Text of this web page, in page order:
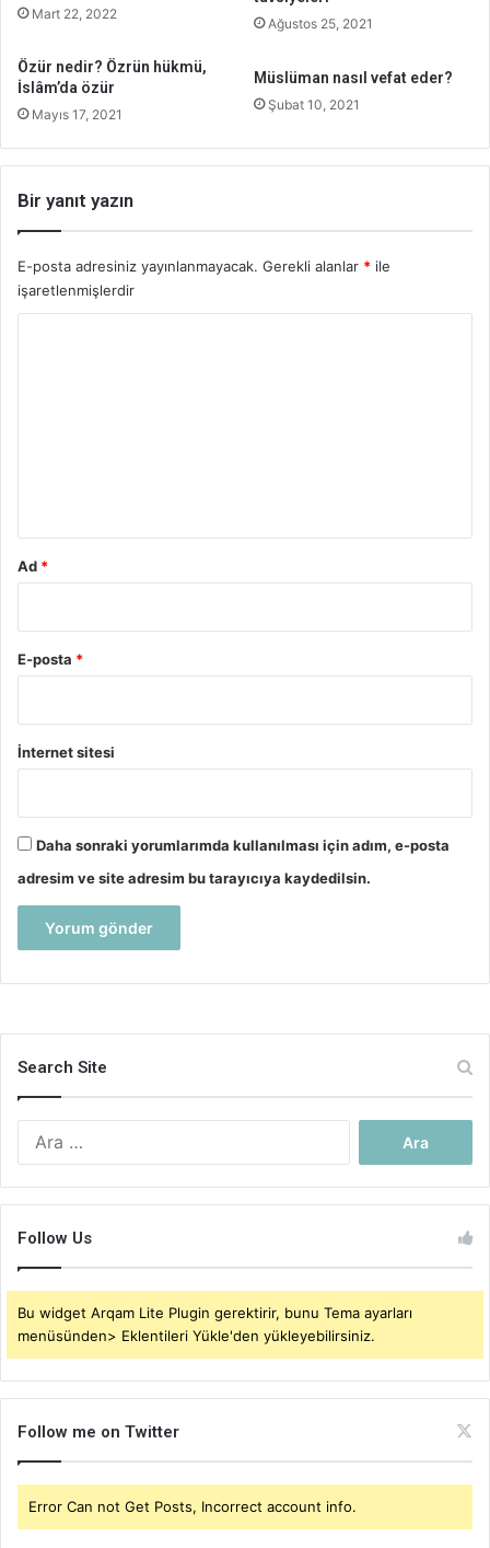
Mart 22, 2022
Ağustos 25, 2021
Özür nedir? Özrün hükmü,
İslâm’da özür
Mayıs 17, 2021
Müslüman nasıl vefat eder?
Şubat 10, 2021
Bir yanıt yazın
E-posta adresiniz yayınlanmayacak. Gerekli alanlar * ile
işaretlenmişlerdir
Ad *
E-posta *
İnternet sitesi
Daha sonraki yorumlarımda kullanılması için adım, e-posta
adresim ve site adresim bu tarayıcıya kaydedilsin.
Search Site
Follow Us
Bu widget Arqam Lite Plugin gerektirir, bunu Tema ayarları
menüsünden> Eklentileri Yükle'den yükleyebilirsiniz.
Follow me on Twitter
Error Can not Get Posts, Incorrect account info.